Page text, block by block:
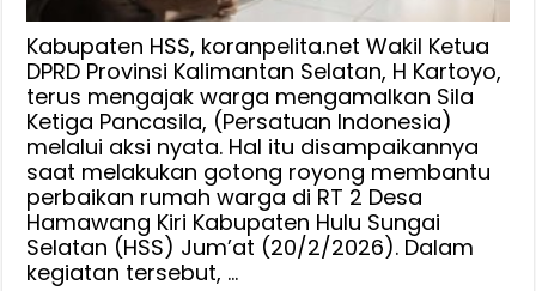
Melalui
Tindakan
Nyata
Terhadap
Kepedulian
Sosial
Kabupaten HSS, koranpelita.net Wakil Ketua
DPRD Provinsi Kalimantan Selatan, H Kartoyo,
terus mengajak warga mengamalkan Sila
Ketiga Pancasila, (Persatuan Indonesia)
melalui aksi nyata. Hal itu disampaikannya
saat melakukan gotong royong membantu
perbaikan rumah warga di RT 2 Desa
Hamawang Kiri Kabupaten Hulu Sungai
Selatan (HSS) Jum’at (20/2/2026). Dalam
kegiatan tersebut, …